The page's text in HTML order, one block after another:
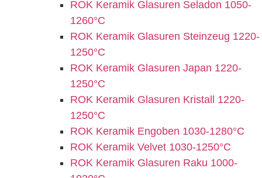
ROK Keramik Glasuren Seladon 1050-
1260°C
ROK Keramik Glasuren Steinzeug 1220-
1250°C
ROK Keramik Glasuren Japan 1220-
1250°C
ROK Keramik Glasuren Kristall 1220-
1250°C
ROK Keramik Engoben 1030-1280°C
ROK Keramik Velvet 1030-1250°C
ROK Keramik Glasuren Raku 1000-